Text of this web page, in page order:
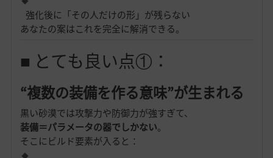
強化後に「その人だけの形」が残らない
あなたの案はこれを完全に解消できる。
■ とても良い点①：
“複数の装備を作る意味”が生まれる
黒い砂漠では攻撃力や防御力が強すぎて、
装備＝パラメータの器でしかない。
そこにビルド要素が入ると：